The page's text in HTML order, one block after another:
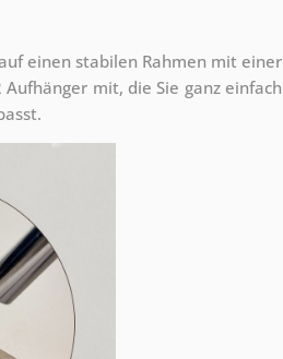
einen stabilen Rahmen mit einer
mit, die Sie ganz einfach